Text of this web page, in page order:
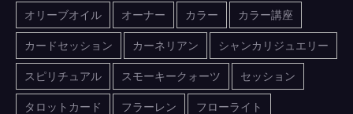
オリーブオイル オーナー カラー カラー講座
カードセッション カーネリアン シャンカリジュエリー
スピリチュアル スモーキークォーツ セッション
タロットカード フラーレン フローライト